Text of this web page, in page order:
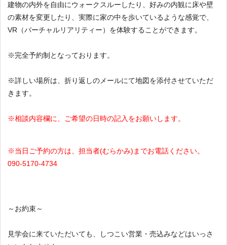
建物の内外を自由にウォークスルーしたり、好みの内観に床や壁
の素材を変更したり、実際に家の中を歩いているような感覚で、
VR（バーチャルリアリティー）を体験することができます。
※完全予約制となっております。
※詳しい場所は、折り返しのメールにて地図を添付させていただ
きます。
※相談内容欄に、ご希望の日時の記入をお願いします。
※当日ご予約の方は、担当者(むらかみ)までお電話ください。
090-5170-4734
～お約束～
見学会に来ていただいても、しつこい営業・売込みなどはいっさ